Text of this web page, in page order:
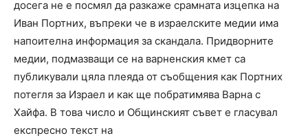
досега не е посмял да разкаже срамната изцепка на
Иван Портних, въпреки че в израелските медии има
напоителна информация за скандала. Придворните
медии, подмазващи се на варненския кмет са
публикували цяла плеяда от съобщения как Портних
потегля за Израел и как ще побратимява Варна с
Хайфа. В това число и Общинският съвет е гласувал
експресно текст на